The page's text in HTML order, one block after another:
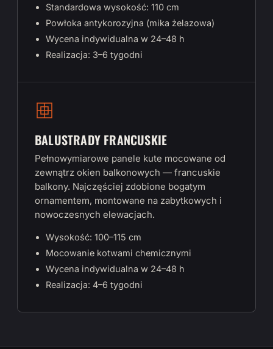
Standardowa wysokość: 110 cm
Powłoka antykorozyjna (mika żelazowa)
Wycena indywidualna w 24–48 h
Realizacja: 3–6 tygodni
BALUSTRADY FRANCUSKIE
Pełnowymiarowe panele kute mocowane od
zewnątrz okien balkonowych — francuskie
balkony. Najczęściej zdobione bogatym
ornamentem, montowane na zabytkowych i
nowoczesnych elewacjach.
Wysokość: 100–115 cm
Mocowanie kotwami chemicznymi
Wycena indywidualna w 24–48 h
Realizacja: 4–6 tygodni